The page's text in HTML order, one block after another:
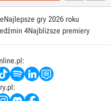
Najlepsze gry 2026 roku
4Najbliższe premiery